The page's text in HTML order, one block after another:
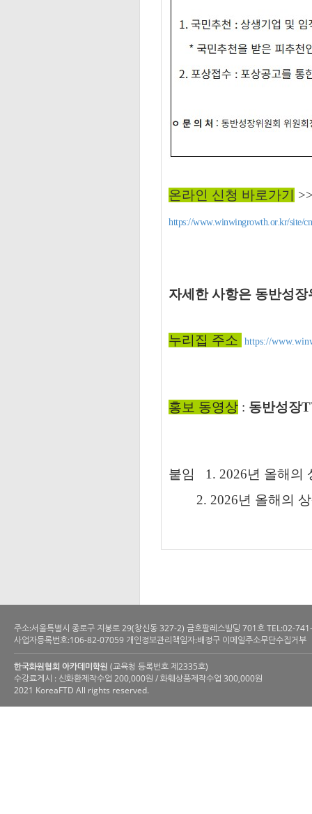
온라인 신청 바로가기
https://www.winwingrowth.or.kr/site/
자세한 사항은 동반성장
누리집 주소 https://
홍보 동영상 : 동반성장
붙임 1. 2026년 올해의
2. 2026년 올해의 상
주소:서울특별시 종로구 지봉로 29(창신동 327-2) 금호팔레스빌딩 701호
사업자등록번호:106-82-07059 개인정보관리책임자:배정구 이메일주소무단수집거부
한국화원협회 아카데미학원 (교육청 등록번호 제2335호)
수강료게시 : 신화환제작수업 200,000원 / 화훼상품제작수업 300,000원
2021 KoreaFTD All rights reserved.